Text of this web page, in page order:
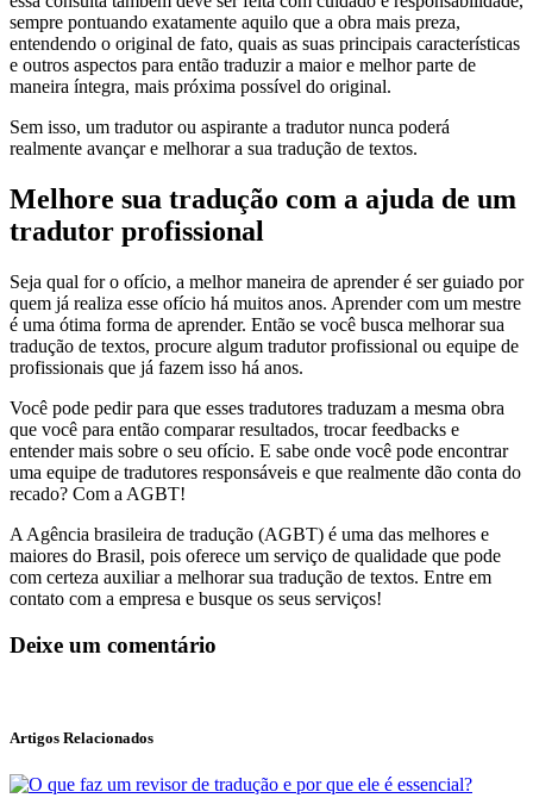
sempre pontuando exatamente aquilo que a obra mais preza,
entendendo o original de fato, quais as suas principais características
e outros aspectos para então traduzir a maior e melhor parte de
maneira íntegra, mais próxima possível do original.
Sem isso, um tradutor ou aspirante a tradutor nunca poderá
realmente avançar e melhorar a sua tradução de textos.
Melhore sua tradução com a ajuda de um
tradutor profissional
Seja qual for o ofício, a melhor maneira de aprender é ser guiado por
quem já realiza esse ofício há muitos anos. Aprender com um mestre
é uma ótima forma de aprender. Então se você busca melhorar sua
tradução de textos, procure algum tradutor profissional ou equipe de
profissionais que já fazem isso há anos.
Você pode pedir para que esses tradutores traduzam a mesma obra
que você para então comparar resultados, trocar feedbacks e
entender mais sobre o seu ofício. E sabe onde você pode encontrar
uma equipe de tradutores responsáveis e que realmente dão conta do
recado? Com a AGBT!
A Agência brasileira de tradução (AGBT) é uma das melhores e
maiores do Brasil, pois oferece um serviço de qualidade que pode
com certeza auxiliar a melhorar sua tradução de textos. Entre em
contato com a empresa e busque os seus serviços!
Deixe um comentário
Artigos Relacionados